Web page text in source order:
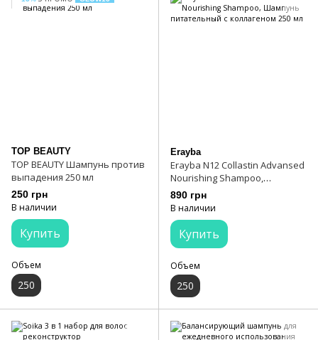
TOP BEAUTY
TOP BEAUTY Шампунь против
выпадения 250 мл
250 грн
В наличии
Купить
Объем
250
Erayba
Erayba N12 Collastin Advansed
Nourishing Shampoo,
Шампунь питательный с
коллагеном 250 мл
890 грн
В наличии
Купить
Объем
250